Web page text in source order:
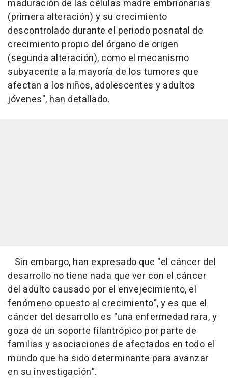
maduración de las células madre embrionarias
(primera alteración) y su crecimiento
descontrolado durante el periodo posnatal de
crecimiento propio del órgano de origen
(segunda alteración), como el mecanismo
subyacente a la mayoría de los tumores que
afectan a los niños, adolescentes y adultos
jóvenes", han detallado.
Sin embargo, han expresado que "el cáncer del
desarrollo no tiene nada que ver con el cáncer
del adulto causado por el envejecimiento, el
fenómeno opuesto al crecimiento", y es que el
cáncer del desarrollo es "una enfermedad rara, y
goza de un soporte filantrópico por parte de
familias y asociaciones de afectados en todo el
mundo que ha sido determinante para avanzar
en su investigación".